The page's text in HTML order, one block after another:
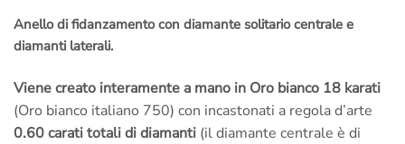
originale
€3.400,00.
attuale
€2.290,00.
Anello di fidanzamento con diamante solitario centrale e
diamanti laterali.
Viene creato interamente a mano in Oro bianco 18 karati
(Oro bianco italiano 750) con incastonati a regola d’arte
0.60 carati totali di diamanti (il diamante centrale è di